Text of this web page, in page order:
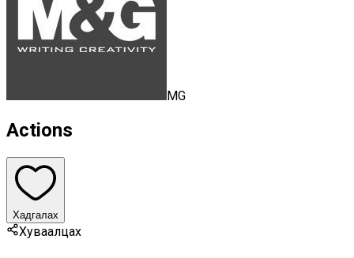
MG
Actions
Хадгалах
Хуваалцах